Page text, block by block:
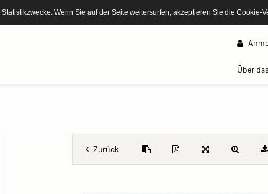
Wenn Sie auf der Seite weitersurfen, akzeptieren Sie die Cookie-
Über
Zurück